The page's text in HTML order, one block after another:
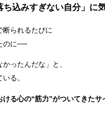
込みすぎない自分」に
断られるたびに
のに──
ったんだな」と、
る。
ける心の“筋力”がついてきたサ